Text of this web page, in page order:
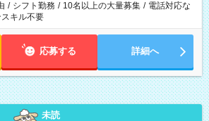
/ シフト勤務 / 10名以上の大量募集 / 電話対応な
キル不要
応募する 詳細へ
未読